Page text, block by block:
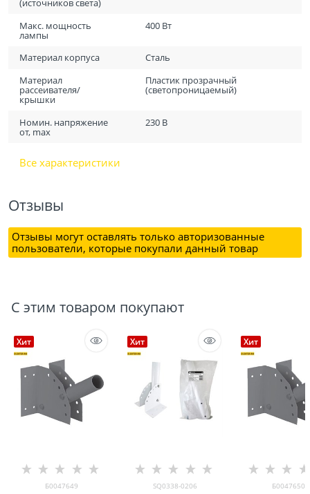
(источников света)
Макс. мощность
лампы
400 Вт
Материал корпуса
Сталь
Материал
рассеивателя/
крышки
Пластик прозрачный
(светопроницаемый)
Номин. напряжение
от, max
230 В
Все характеристики
Отзывы
Отзывы могут оставлять только авторизованные
пользователи, которые покупали данный товар
С этим товаром покупают
Хит
Б0047649
Хит
SQ0338-0206
Хит
Б0047650